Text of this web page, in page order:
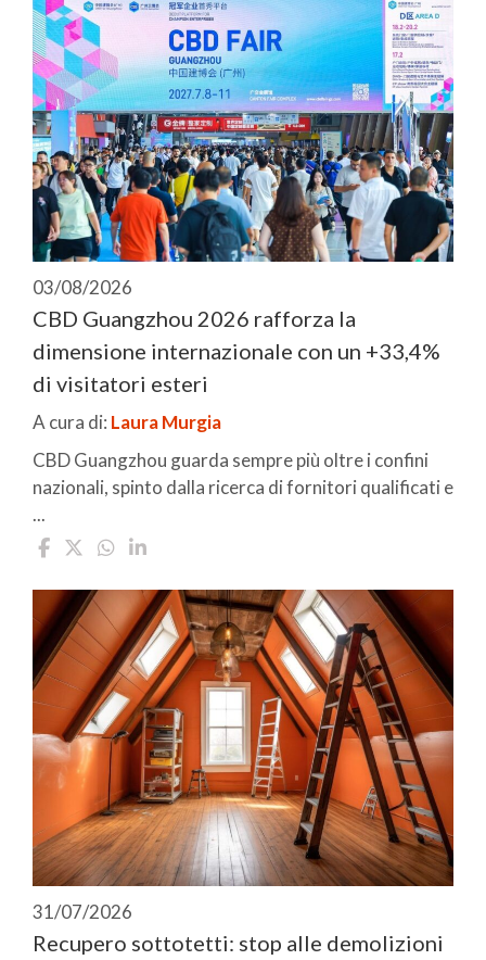
03/08/2026
CBD Guangzhou 2026 rafforza la
dimensione internazionale con un +33,4%
di visitatori esteri
A cura di: Laura Murgia
CBD Guangzhou guarda sempre più oltre i confini
nazionali, spinto dalla ricerca di fornitori qualificati e
...
31/07/2026
Recupero sottotetti: stop alle demolizioni